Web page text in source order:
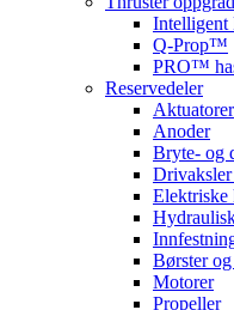
Intelligent
Q-Prop™
PRO™
Reservedeler
Aktuatorer
Anoder
Bryte- og
Elektriske
Børster
Motorer
Propeller